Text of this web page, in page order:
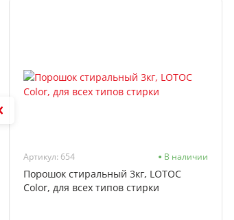
Артикул: 654 В наличии
Порошок стиральный 3кг, LOTOC
Color, для всех типов стирки